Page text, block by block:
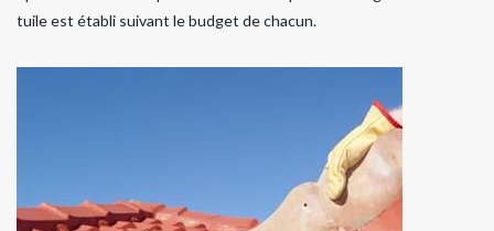
tuile est établi suivant le budget de chacun.